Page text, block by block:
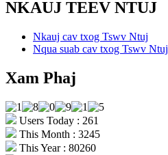
NKAUJ TEEV NTUJ
Nkauj cav txog Tswv Ntuj
Nqua suab cav txog Tswv Ntuj
Xam Phaj
Users Today : 261
This Month : 3245
This Year : 80260